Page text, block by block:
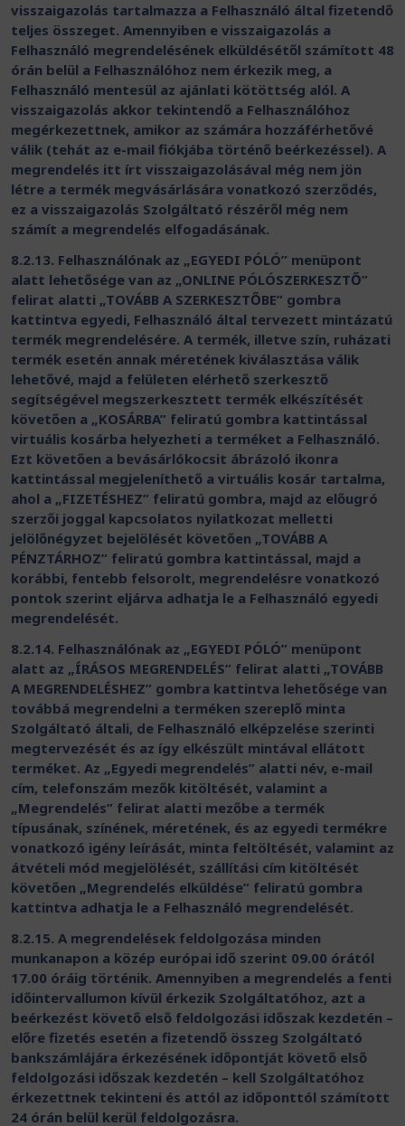
visszaigazolás tartalmazza a Felhasználó által fizetendő
teljes összeget. Amennyiben e visszaigazolás a
Felhasználó megrendelésének elküldésétől számított 48
órán belül a Felhasználóhoz nem érkezik meg, a
Felhasználó mentesül az ajánlati kötöttség alól. A
visszaigazolás akkor tekintendő a Felhasználóhoz
megérkezettnek, amikor az számára hozzáférhetővé
válik (tehát az e-mail fiókjába történő beérkezéssel). A
megrendelés itt írt visszaigazolásával még nem jön
létre a termék megvásárlására vonatkozó szerződés,
ez a visszaigazolás Szolgáltató részéről még nem
számít a megrendelés elfogadásának.
8.2.13. Felhasználónak az „EGYEDI PÓLÓ” menüpont
alatt lehetősége van az „ONLINE PÓLÓSZERKESZTŐ”
felirat alatti „TOVÁBB A SZERKESZTŐBE” gombra
kattintva egyedi, Felhasználó által tervezett mintázatú
termék megrendelésére. A termék, illetve szín, ruházati
termék esetén annak méretének kiválasztása válik
lehetővé, majd a felületen elérhető szerkesztő
segítségével megszerkesztett termék elkészítését
követően a „KOSÁRBA” feliratú gombra kattintással
virtuális kosárba helyezheti a terméket a Felhasználó.
Ezt követően a bevásárlókocsit ábrázoló ikonra
kattintással megjeleníthető a virtuális kosár tartalma,
ahol a „FIZETÉSHEZ” feliratú gombra, majd az előugró
szerzői joggal kapcsolatos nyilatkozat melletti
jelölőnégyzet bejelölését követően „TOVÁBB A
PÉNZTÁRHOZ” feliratú gombra kattintással, majd a
korábbi, fentebb felsorolt, megrendelésre vonatkozó
pontok szerint eljárva adhatja le a Felhasználó egyedi
megrendelését.
8.2.14. Felhasználónak az „EGYEDI PÓLÓ” menüpont
alatt az „ÍRÁSOS MEGRENDELÉS” felirat alatti „TOVÁBB
A MEGRENDELÉSHEZ” gombra kattintva lehetősége van
továbbá megrendelni a terméken szereplő minta
Szolgáltató általi, de Felhasználó elképzelése szerinti
megtervezését és az így elkészült mintával ellátott
terméket. Az „Egyedi megrendelés” alatti név, e-mail
cím, telefonszám mezők kitöltését, valamint a
„Megrendelés” felirat alatti mezőbe a termék
típusának, színének, méretének, és az egyedi termékre
vonatkozó igény leírását, minta feltöltését, valamint az
átvételi mód megjelölését, szállítási cím kitöltését
követően „Megrendelés elküldése” feliratú gombra
kattintva adhatja le a Felhasználó megrendelését.
8.2.15. A megrendelések feldolgozása minden
munkanapon a közép európai idő szerint 09.00 órától
17.00 óráig történik. Amennyiben a megrendelés a fenti
időintervallumon kívül érkezik Szolgáltatóhoz, azt a
beérkezést követő első feldolgozási időszak kezdetén –
előre fizetés esetén a fizetendő összeg Szolgáltató
bankszámlájára érkezésének időpontját követő első
feldolgozási időszak kezdetén – kell Szolgáltatóhoz
érkezettnek tekinteni és attól az időponttól számított
24 órán belül kerül feldolgozásra.